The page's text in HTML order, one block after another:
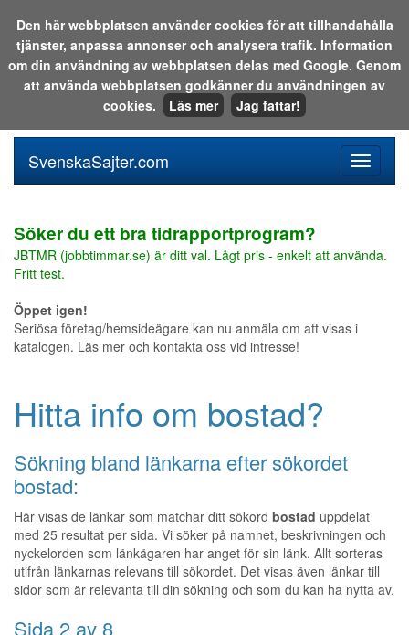
Sök i katalogen eller på webben:
meny
SvenskaSajter.com
Söker du ett bra tidrapportprogram?
JBTMR (jobbtimmar.se) är ditt val. Lågt pris - enkelt att använda.
Fritt test.
Öppet igen!
Seriösa företag/hemsideägare kan nu anmäla om att visas i
katalogen. Läs mer och kontakta oss vid intresse!
Hitta info om bostad?
Sökning bland länkarna efter sökordet
bostad:
Här visas de länkar som matchar ditt sökord bostad uppdelat
med 25 resultat per sida. Vi söker på namnet, beskrivningen och
nyckelorden som länkägaren har anget för sin länk. Allt sorteras
utifrån länkarnas relevans till sökordet. Det visas även länkar till
sidor som är relevanta till din sökning och som du kan ha nytta av.
Sida 2 av 8
Den här webbplatsen använder cookies för att tillhandahålla
tjänster, anpassa annonser och analysera trafik. Information
om din användning av webbplatsen delas med Google. Genom
att använda webbplatsen godkänner du användningen av
cookies.
Läs mer Jag fattar!